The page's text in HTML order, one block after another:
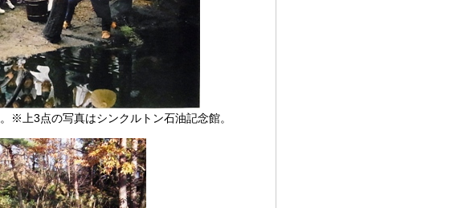
。※上3点の写真はシンクルトン石油記念館。